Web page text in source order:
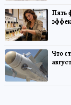
Пять
Что